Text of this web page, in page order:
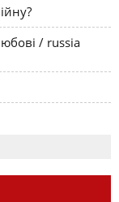
/ russia